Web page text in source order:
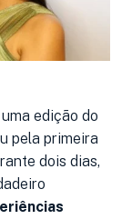
edição do
pela primeira
dois dias,